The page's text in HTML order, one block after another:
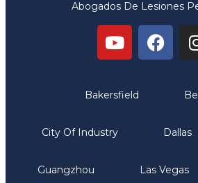
Abogados De Lesiones
Bakersfield
City Of Industry Dallas
Guangzhou Las Vegas